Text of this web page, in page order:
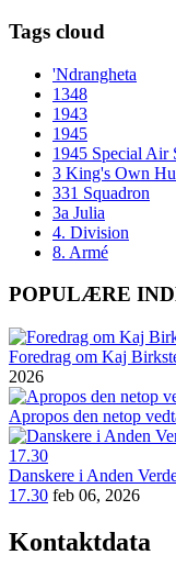
Tags cloud
'Ndrangheta
1348
1943
1945
1945 Special Air
3 King's Own
331 Squadron
3a Julia
4. Division
8. Armé
POPULÆRE
Foredrag om Kaj
2026
Apropos den netop
Danskere i Anden
17.30 feb 06, 2026
Kontaktdata